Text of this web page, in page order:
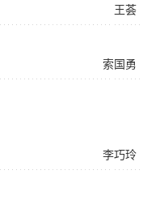
王荟
索国勇
李巧玲